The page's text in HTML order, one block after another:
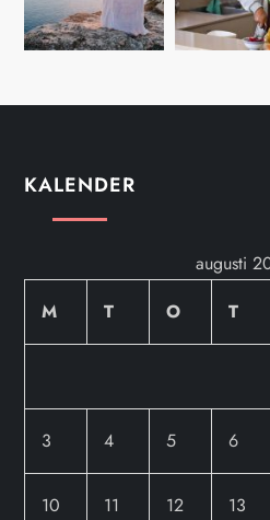
KALENDER
augusti
M
T O T
3 4 5 6
10 11 12 13